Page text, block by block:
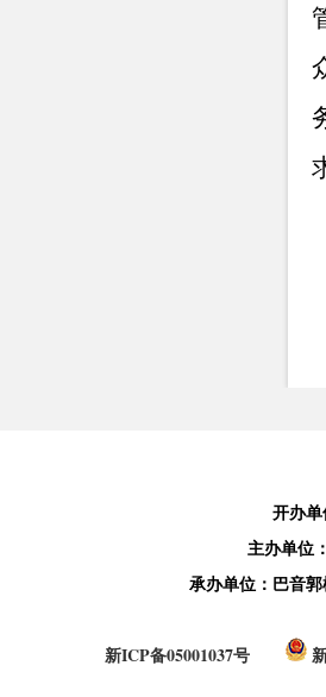
开办
主办单位
承办单位：巴音
新ICP备05001037号